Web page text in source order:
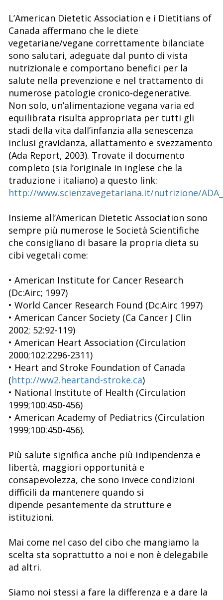
L’American Dietetic Association e i Dietitians of
Canada affermano che le diete
vegetariane/vegane correttamente bilanciate
sono salutari, adeguate dal punto di vista
nutrizionale e comportano benefici per la
salute nella prevenzione e nel trattamento di
numerose patologie cronico-degenerative.
Non solo, un’alimentazione vegana varia ed
equilibrata risulta appropriata per tutti gli
stadi della vita dall’infanzia alla senescenza
inclusi gravidanza, allattamento e svezzamento
(Ada Report, 2003). Trovate il documento
completo (sia l’originale in inglese che la
traduzione i italiano) a questo link:
http://www.scienzavegetariana.it/nutrizione/
Insieme all’American Dietetic Association sono
sempre più numerose le Società Scientifiche
che consigliano di basare la propria dieta su
cibi vegetali come:
• American Institute for Cancer Research
(Dc:Airc; 1997)
• World Cancer Research Found (Dc:Airc 1997)
• American Cancer Society (Ca Cancer J Clin
2002; 52:92-119)
• American Heart Association (Circulation
2000;102:2296-2311)
• Heart and Stroke Foundation of Canada
(http://ww2.heartand-stroke.ca)
• National Institute of Health (Circulation
1999;100:450-456)
• American Academy of Pediatrics (Circulation
1999;100:450-456).
Più salute significa anche più indipendenza e
libertà, maggiori opportunità e
consapevolezza, che sono invece condizioni
difficili da mantenere quando si
dipende pesantemente da strutture e
istituzioni.
Mai come nel caso del cibo che mangiamo la
scelta sta soprattutto a noi e non è delegabile
ad altri.
Siamo noi stessi a fare la differenza e a dare la